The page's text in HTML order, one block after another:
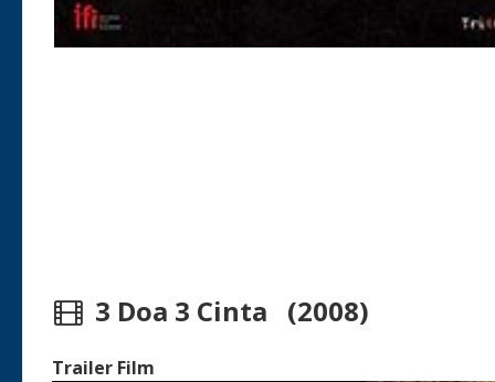
3 Doa 3 Cinta (2008)
Trailer Film